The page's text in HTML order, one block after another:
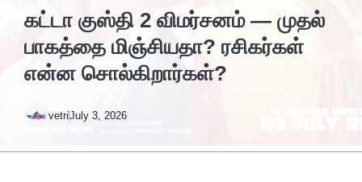
கட்டா குஸ்தி 2 விமர்சனம் — முதல்
பாகத்தை மிஞ்சியதா? ரசிகர்கள்
என்ன சொல்கிறார்கள்?
vetriJuly 3, 2026